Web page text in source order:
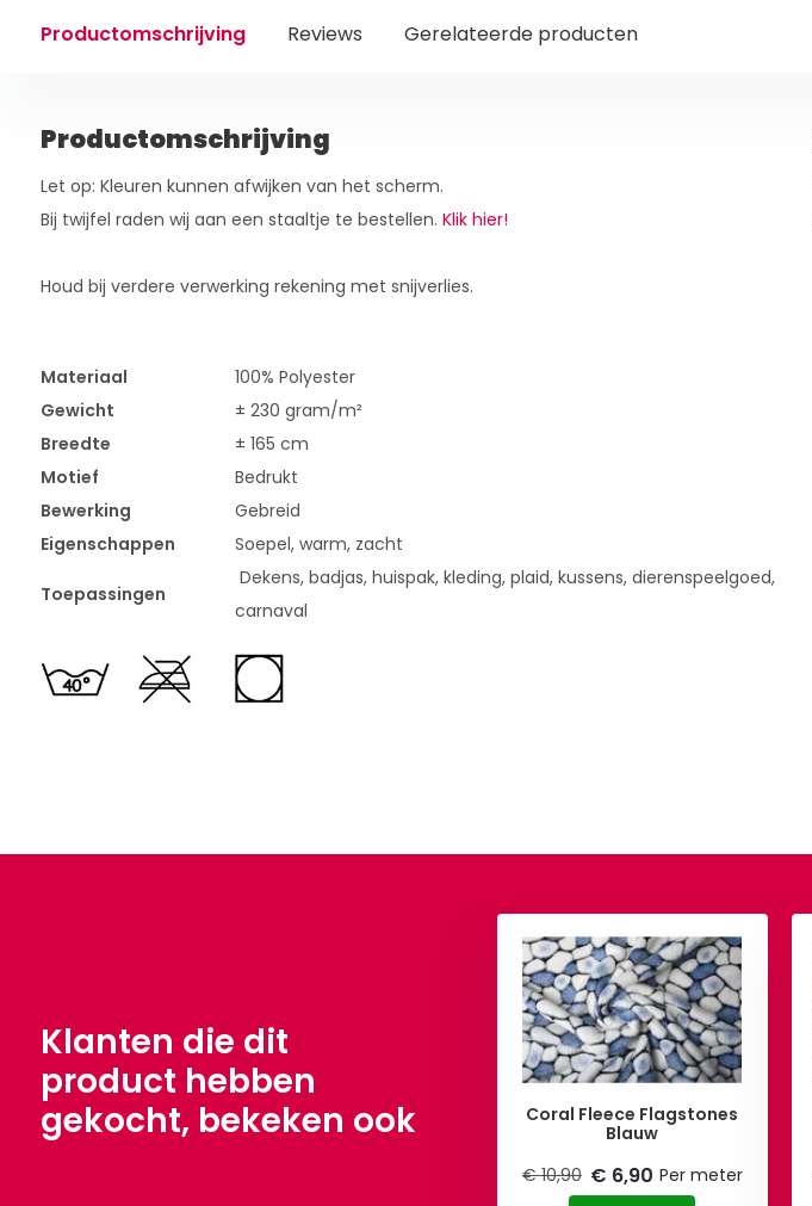
Productomschrijving Reviews Gerelateerde producten
Productomschrijving
Let op: Kleuren kunnen afwijken van het scherm.
Bij twijfel raden wij aan een staaltje te bestellen. Klik hier!
Houd bij verdere verwerking rekening met snijverlies.
Materiaal
100% Polyester
Gewicht
± 230 gram/m²
Breedte
± 165 cm
Motief
Bedrukt
Bewerking
Gebreid
Eigenschappen
Soepel, warm, zacht
Toepassingen
Dekens, badjas, huispak, kleding, plaid, kussens, dierenspeelgoed,
carnaval
Klanten die dit
product hebben
gekocht, bekeken ook
Fleece Aqua
Coral Fleece Flagstones
Blauw
€ 10,90 € 6,90 Per meter